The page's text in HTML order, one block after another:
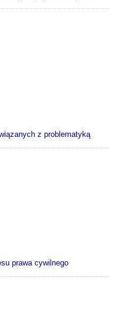
z problematyką
prawa cywilnego